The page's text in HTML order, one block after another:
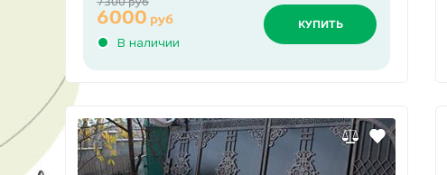
В наличии
6000 руб
КУПИТЬ